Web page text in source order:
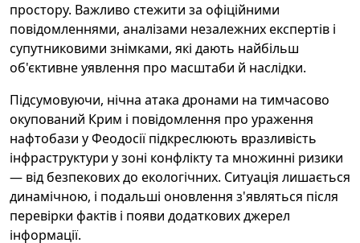
простору. Важливо стежити за офіційними
повідомленнями, аналізами незалежних експертів і
супутниковими знімками, які дають найбільш
об'єктивне уявлення про масштаби й наслідки.
Підсумовуючи, нічна атака дронами на тимчасово
окупований Крим і повідомлення про ураження
нафтобази у Феодосії підкреслюють вразливість
інфраструктури у зоні конфлікту та множинні ризики
— від безпекових до екологічних. Ситуація лишається
динамічною, і подальші оновлення з'являться після
перевірки фактів і появи додаткових джерел
інформації.